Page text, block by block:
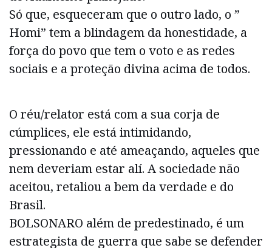
Só que, esqueceram que o outro lado, o ”
Homi” tem a blindagem da honestidade, a
força do povo que tem o voto e as redes
sociais e a proteção divina acima de todos.
O réu/relator está com a sua corja de
cúmplices, ele está intimidando,
pressionando e até ameaçando, aqueles que
nem deveriam estar alí. A sociedade não
aceitou, retaliou a bem da verdade e do
Brasil.
BOLSONARO além de predestinado, é um
estrategista de guerra que sabe se defender